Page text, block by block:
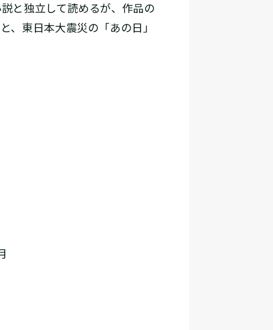
と独立して読めるが、作品の
、東日本大震災の「あの日」